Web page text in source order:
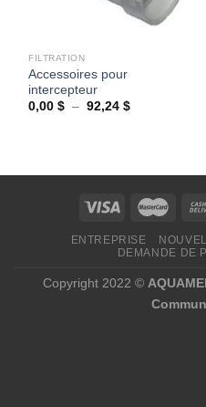
FILTRATION
Accessoires pour
intercepteur
0,00$ – 92,24$Plage
ENTREPRISE
DEMANDE DE
Copyright 2022 ©